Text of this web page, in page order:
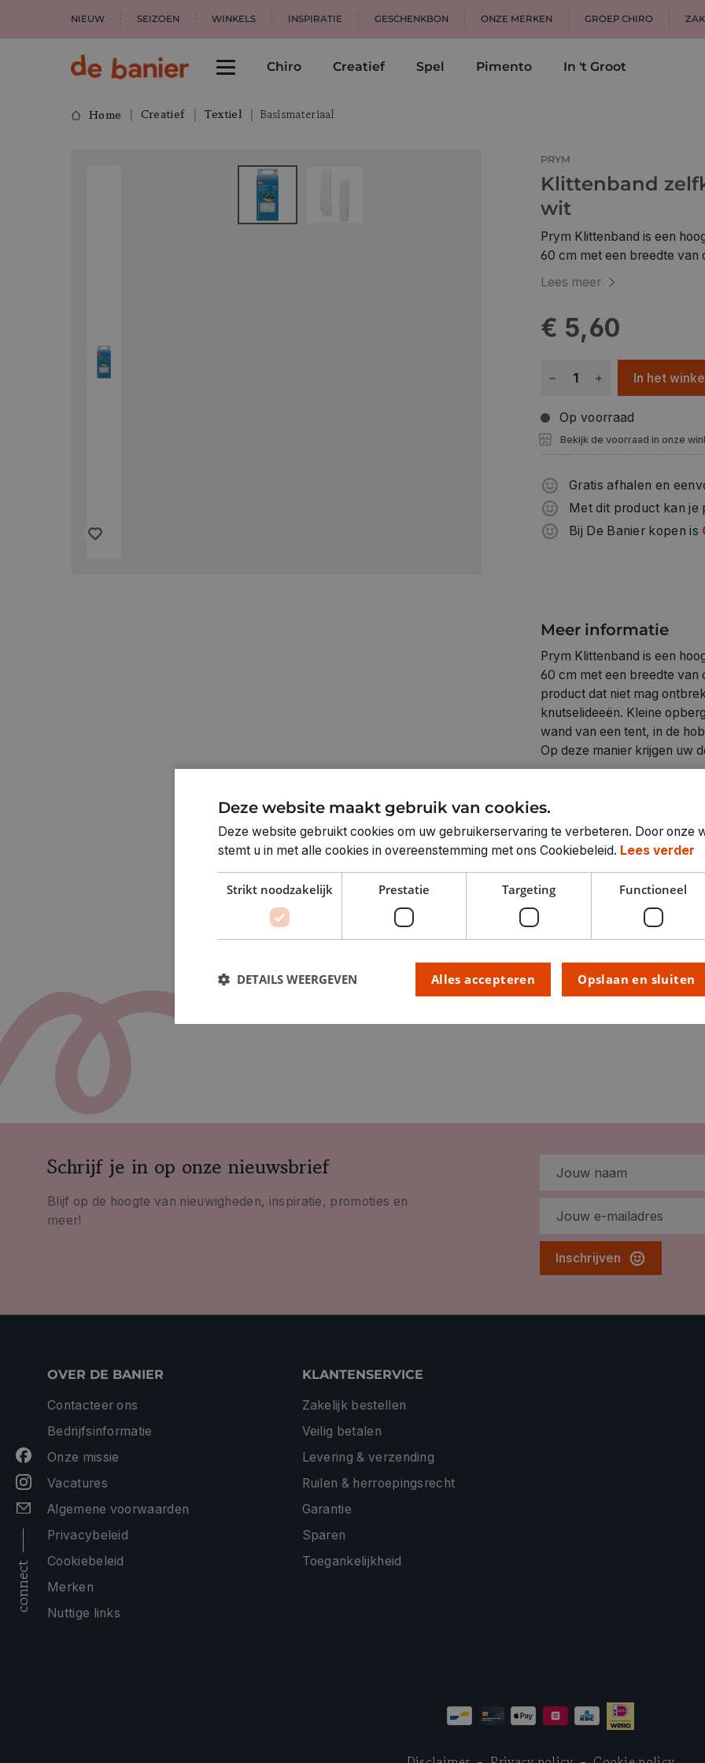
NIEUW SEIZOEN WINKELS INSPIRATIE GESCHENKBON ONZE MERKEN GROEP CHIRO
Chiro Creatief Spel Pimento In 't Groot
Home Creatief Textiel Basismateriaal
PRYM
Klittenband
wit
Prym Klittenband is een
60 cm met een breedte van
product dat niet mag
Op deze manier krijgen uw
Lees meer
€ 5,60
In het
Op voorraad
Bekijk de voorraad in onze
Gratis afhalen en
Met dit product kan je
Bij De Banier kopen is
Meer informatie
Prym Klittenband is een
60 cm met een breedte van
product dat niet mag
knutselideeën. Kleine
wand van een tent, in de
Op deze manier krijgen uw
Technische
Schrijf je in op onze nieuwsbrief
Blijf op de hoogte van nieuwigheden, inspiratie, promoties en
meer!
Inschrijven
connect
OVER DE BANIER
Contacteer ons
Bedrijfsinformatie
Onze missie
Vacatures
Algemene voorwaarden
Privacybeleid
Cookiebeleid
Merken
Nuttige links
KLANTENSERVICE
Zakelijk bestellen
Veilig betalen
Levering & verzending
Ruilen & herroepingsrecht
Garantie
Sparen
Toegankelijkheid
Deze website maakt gebruik van cookies.
Deze website gebruikt cookies om uw gebruikerservaring te verbeteren. Door onze
stemt u in met alle cookies in overeenstemming met ons Cookiebeleid. Lees verder
Strikt noodzakelijk Prestatie Targeting Functioneel
Opslaan en sluiten
Alles accepteren
DETAILS WEERGEVEN